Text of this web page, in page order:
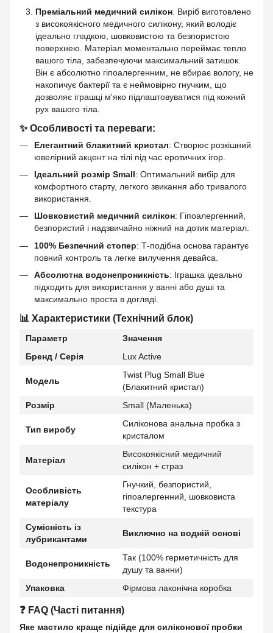
Преміальний медичний силікон . Виріб виготовлено
з високоякісного медичного силікону, який володіє
ідеально гладкою, шовковистою та безпористою
поверхнею. Матеріал моментально переймає тепло
вашого тіла, забезпечуючи максимальний затишок.
Він є абсолютно гіпоалергенним, не вбирає вологу, не
накопичує бактерії та є неймовірно гнучким, що
дозволяє іграшці м'яко підлаштовуватися під кожний
рух вашого тіла.
✨ Особливості та переваги:
Елегантний блакитний кристал: Створює розкішний
ювелірний акцент на тілі під час еротичних ігор.
Ідеальний розмір Small: Оптимальний вибір для
комфортного старту, легкого звикання або тривалого
використання.
Шовковистий медичний силікон: Гіпоалергенний,
безпористий і надзвичайно ніжний на дотик матеріал.
100% Безпечний стопер: Т-подібна основа гарантує
повний контроль та легке вилучення девайса.
Абсолютна водонепроникність: Іграшка ідеально
підходить для використання у ванні або душі та
максимально проста в догляді.
📊 Характеристики (Технічний блок)
Параметр
Значення
Бренд / Серія
Lux Active
Модель
Twist Plug Small Blue
(Блакитний кристал)
Розмір
Small (Маленька)
Тип виробу
Силіконова анальна пробка з
кристалом
Матеріал
Високоякісний медичний
силікон + страз
Особливість
матеріалу
Гнучкий, безпористий,
гіпоалергенний, шовковиста
текстура
Сумісність із
лубрикантами
Виключно на водній основі
Водонепроникність
Так (100% герметичність для
душу та ванни)
Упаковка
Фірмова лаконічна коробка
❓ FAQ (Часті питання)
Яке мастило краще підійде для силіконової пробки